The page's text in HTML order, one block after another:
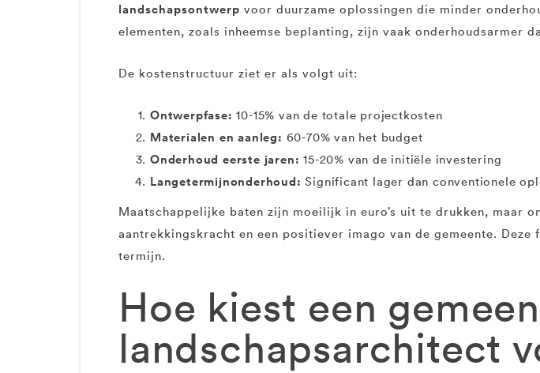
landschapsontwerp voor duurzame oplossingen die minder
elementen, zoals inheemse beplanting, zijn vaak onderhoudsarmer
De kostenstructuur ziet er als volgt uit:
Ontwerpfase: 10-15% van de totale projectkosten
Materialen en aanleg: 60-70% van het budget
Onderhoud eerste jaren: 15-20% van de initiële investering
Langetermijnonderhoud: Significant lager dan conventionele
Maatschappelijke baten zijn moeilijk in euro’s uit te drukken, maar
aantrekkingskracht en een positiever imago van de gemeente.
termijn.
Hoe kiest een
landschapsarchitect